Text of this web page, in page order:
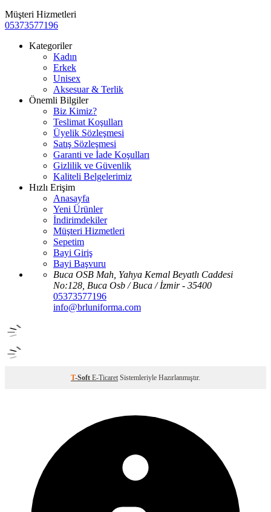
Müşteri Hizmetleri
05373577196
Kategoriler
Kadın
Erkek
Unisex
Aksesuar & Terlik
Önemli Bilgiler
Biz Kimiz?
Teslimat Koşulları
Üyelik Sözleşmesi
Satış Sözleşmesi
Garanti ve İade Koşulları
Gizlilik ve Güvenlik
Kaliteli Belgelerimiz
Hızlı Erişim
Anasayfa
Yeni Ürünler
İndirimdekiler
Müşteri Hizmetleri
Sepetim
Bayi Giriş
Bayi Başvuru
Buca OSB Mah, Yahya Kemal Beyatlı Caddesi
No:128, Buca Osb / Buca / İzmir - 35400
05373577196
info@brluniforma.com
T-Soft E-Ticaret Sistemleriyle Hazırlanmıştır.